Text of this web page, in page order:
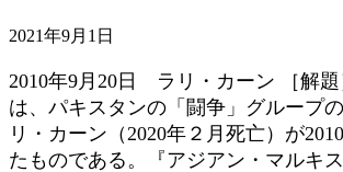
2021年9月1日
2010年9月20日 ラリ・カーン ［解
は、パキスタンの「闘争」グループ
リ・カーン（2020年２月死亡）が
たものである。『アジアン・マルキ